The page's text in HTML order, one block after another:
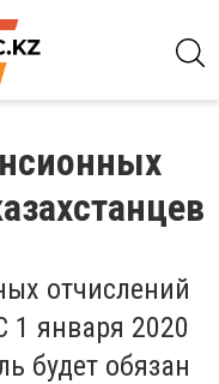
отчислений
1 января 2020
будет обязан